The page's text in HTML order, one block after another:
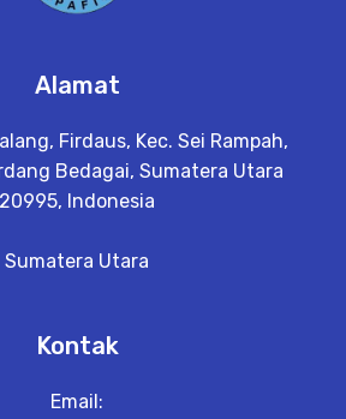
Alamat
Firdaus, Kec. Sei Rampah,
Bedagai, Sumatera Utara
20995, Indonesia
Sumatera Utara
Kontak
Email: